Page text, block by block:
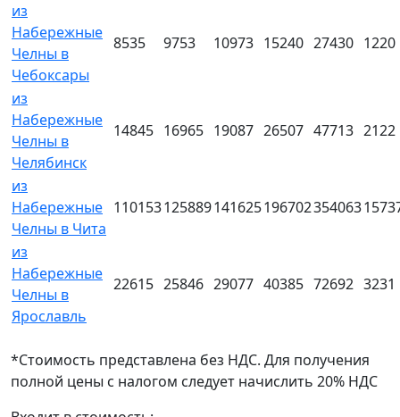
из
Набережные
Челны в
Чебоксары
8535 9753 10973 15240 27430 1220
из
Набережные
Челны в
Челябинск
14845 16965 19087 26507 47713 2122
из
Набережные
Челны в Чита
110153125889141625196702354063
из
Набережные
Челны в
Ярославль
22615 25846 29077 40385 72692 3231
*Стоимость представлена без НДС. Для получения
полной цены с налогом следует начислить 20% НДС